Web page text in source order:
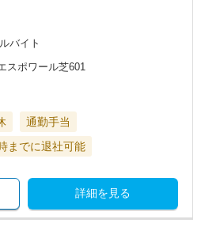
バイト
スポワール芝601
通勤手当
までに退社可能
詳細を見る